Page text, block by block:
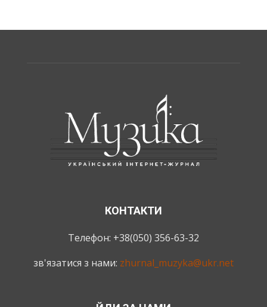
КОНТАКТИ
Телефон: +38(050) 356-63-32
зв'язатися з нами: zhurnal_muzyka@ukr.net